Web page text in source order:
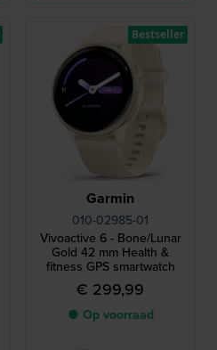
Garmin
010-02985-01
Vivoactive 6 - Bone/Lunar
Gold 42 mm Health &
fitness GPS smartwatch
€ 299,99
● Op voorraad
Bestseller